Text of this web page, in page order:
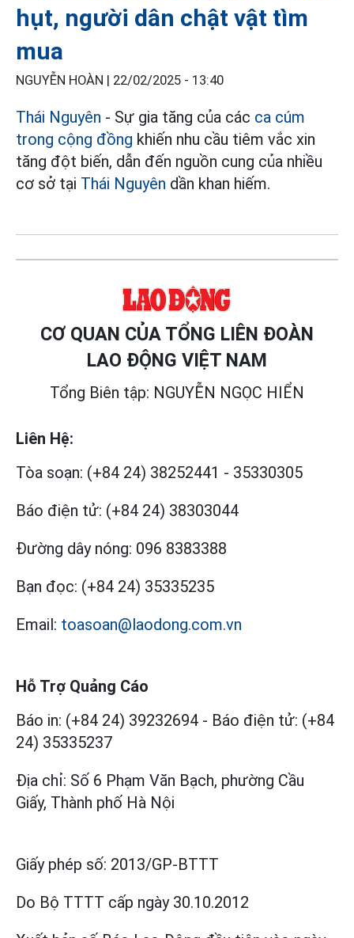
hụt, người dân chật vật tìm
mua
NGUYỄN HOÀN | 22/02/2025 - 13:40
Thái Nguyên - Sự gia tăng của các ca cúm
trong cộng đồng khiến nhu cầu tiêm vắc xin
tăng đột biến, dẫn đến nguồn cung của nhiều
cơ sở tại Thái Nguyên dần khan hiếm.
CƠ QUAN CỦA TỔNG LIÊN ĐOÀN
LAO ĐỘNG VIỆT NAM
Tổng Biên tập: NGUYỄN NGỌC HIỂN
Liên Hệ:
Tòa soạn: (+84 24) 38252441 - 35330305
Báo điện tử: (+84 24) 38303044
Đường dây nóng: 096 8383388
Bạn đọc: (+84 24) 35335235
Email: toasoan@laodong.com.vn
Hỗ Trợ Quảng Cáo
Báo in: (+84 24) 39232694 - Báo điện tử: (+84
24) 35335237
Địa chỉ: Số 6 Phạm Văn Bạch, phường Cầu
Giấy, Thành phố Hà Nội
Giấy phép số: 2013/GP-BTTT
Do Bộ TTTT cấp ngày 30.10.2012